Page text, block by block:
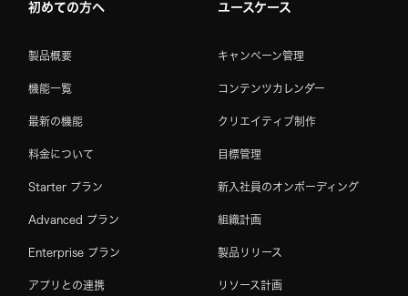
初めての方へ
製品概要
機能一覧
最新の機能
料金について
Starter プラン
Advanced プラン
Enterprise プラン
アプリとの連携
ユースケース
キャンペーン管理
コンテンツカレンダー
クリエイティブ制作
目標管理
新入社員のオンボーディング
組織計画
製品リリース
リソース計画